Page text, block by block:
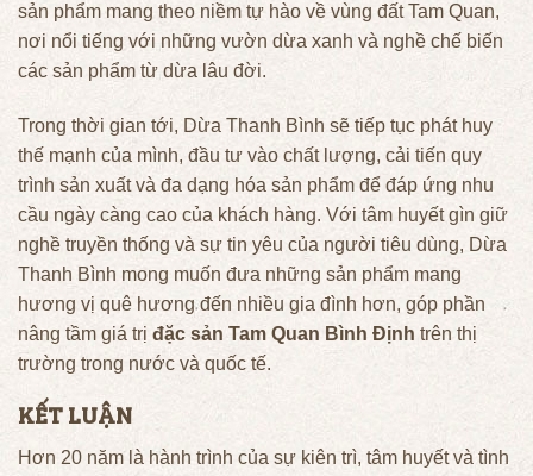
sản phẩm mang theo niềm tự hào về vùng đất Tam Quan,
nơi nổi tiếng với những vườn dừa xanh và nghề chế biến
các sản phẩm từ dừa lâu đời.
Trong thời gian tới, Dừa Thanh Bình sẽ tiếp tục phát huy
thế mạnh của mình, đầu tư vào chất lượng, cải tiến quy
trình sản xuất và đa dạng hóa sản phẩm để đáp ứng nhu
cầu ngày càng cao của khách hàng. Với tâm huyết gìn giữ
nghề truyền thống và sự tin yêu của người tiêu dùng, Dừa
Thanh Bình mong muốn đưa những sản phẩm mang
hương vị quê hương đến nhiều gia đình hơn, góp phần
nâng tầm giá trị đặc sản Tam Quan Bình Định trên thị
trường trong nước và quốc tế.
KẾT LUẬN
Hơn 20 năm là hành trình của sự kiên trì, tâm huyết và tình